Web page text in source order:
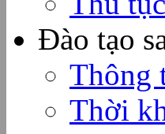
Đào tạo
Thông
Thời